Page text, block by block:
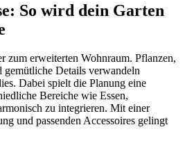
So wird dein Garten
zum erweiterten Wohnraum. Pflanzen,
Details verwandeln
Dabei spielt die Planung eine
Bereiche wie Essen,
zu integrieren. Mit einer
und passenden Accessoires gelingt